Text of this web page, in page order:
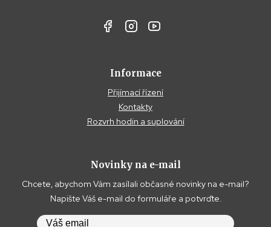
Informace
Přijímací řízení
Kontakty
Rozvrh hodin a suplování
Novinky na e-mail
Chcete, abychom Vám zasílali občasné novinky na e-mail?
Napište Váš e-mail do formuláře a potvrďte.